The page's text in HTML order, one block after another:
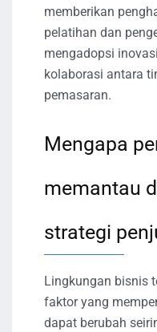
memberikan
pelatihan dan
mengadopsi
kolaborasi antara
pemasaran.
Mengapa
memantau
strategi
Lingkungan bisnis
faktor yang
dapat berubah